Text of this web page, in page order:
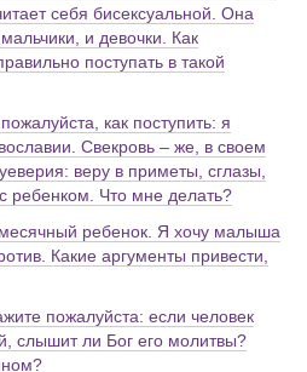
себя бисексуальной. Она
и девочки. Как
поступать в такой
как поступить: я
Свекровь – же, в своем
веру в приметы, сглазы,
ребенком. Что мне делать?
ребенок. Я хочу малыша
Какие аргументы привести,
пожалуйста: если человек
слышит ли Бог его молитвы?